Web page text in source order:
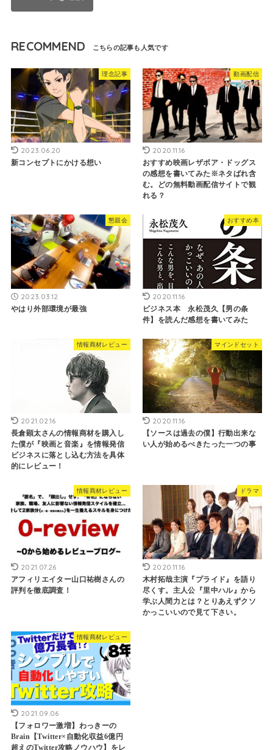
RECOMMEND
理念記事
2023.06.20
新コンセプトにかける想い
動画配信
2020.11.16
おすすめ映画レザボア・ドッグス
の感想を書いてみた※ネタばれ含
む。どの無料動画配信サイトで観
れる？
懇親会
2023.03.12
やはり外部環境が最強
おすすめ本
2020.11.16
ビジネス本 永松茂久【男の条
件】を読んだ感想を書いてみた
情報商材レビュー
2021.02.16
長倉顕太さんの情報商材を購入し
た僕が『映画と音楽』を情報発信
ビジネスに落とし込む方法を具体
的にレビュー！
マインドセット
2020.11.16
【ソースは過去の僕】行動出来な
い人が始めるべきたった一つの事
情報商材レビュー
2021.07.26
アフィリエイター山口祐樹さんの
評判を徹底調査！
ドラマ
2020.11.16
木村拓哉主演『プライド』を語り
尽くす。主人公『里中ハル』から
学ぶ人間力とは？とりあえずクソ
かっこいいので見て下さい。
情報商材レビュー
2021.09.06
【フォロワー激増】わっきーの
Brain【Twitter×自動化収益6億円
超えのTwitter攻略ノウハウ】をレ